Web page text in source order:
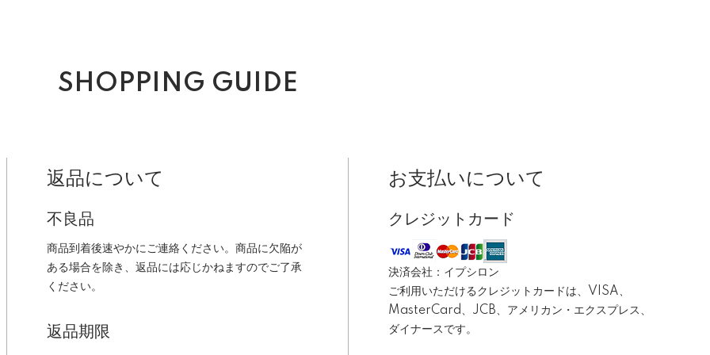
SHOPPING GUIDE
返品について
不良品
商品到着後速やかにご連絡ください。商品に欠陥が
ある場合を除き、返品には応じかねますのでご了承
ください。
返品期限
お支払いについて
クレジットカード
決済会社：イプシロン
ご利用いただけるクレジットカードは、VISA、
MasterCard、JCB、アメリカン・エクスプレス、
ダイナースです。